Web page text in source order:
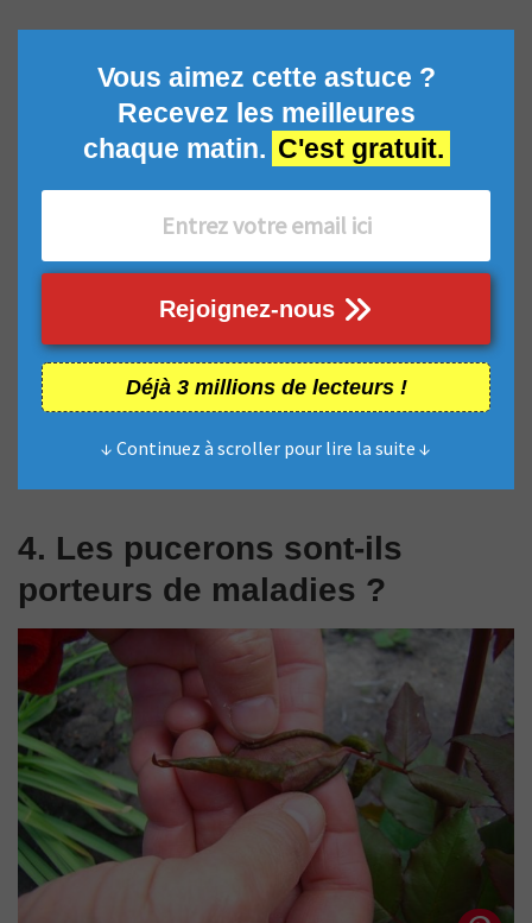
Vous aimez cette astuce ?
Recevez les meilleures
chaque matin. C'est gratuit.
Rejoignez-nous
Déjà 3 millions de lecteurs !
↓ Continuez à scroller pour lire la suite ↓
4. Les pucerons sont-ils
porteurs de maladies ?